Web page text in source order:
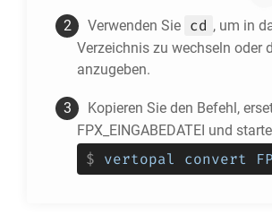
Verwenden Sie cd , um in
Verzeichnis zu wechseln oder
anzugeben.
Kopieren Sie den Befehl,
FPX_EINGABEDATEI und
$ vertopal convert